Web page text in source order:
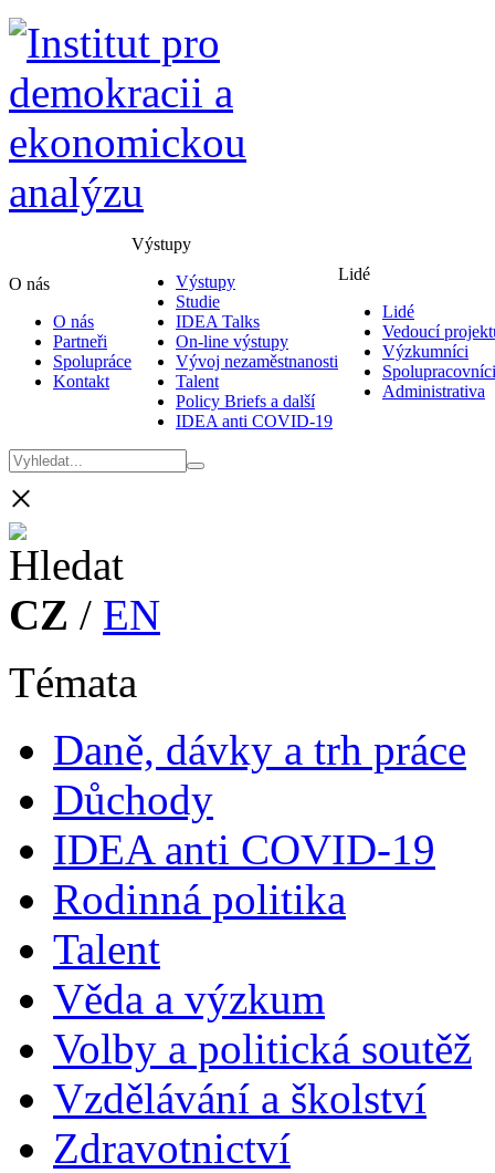
O nás
O nás
Partneři
Spolupráce
Kontakt
Výstupy
Výstupy
Studie
IDEA Talks
On-line výstupy
Vývoj nezaměstnanosti
Talent
Policy Briefs a další
IDEA anti COVID-19
Lidé
Lidé
Vedoucí
Výzkumníci
Spolupracovníci
Administrativa
×
CZ / EN
Témata
Daně, dávky a trh práce
Důchody
IDEA anti COVID-19
Rodinná politika
Talent
Věda a výzkum
Volby a politická soutěž
Vzdělávání a školství
Zdravotnictví